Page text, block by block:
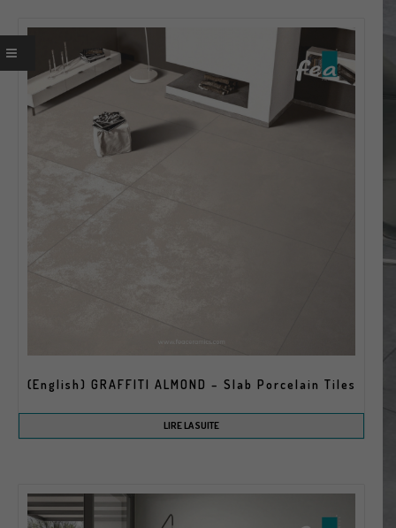
(English) GRAFFITI ALMOND – Slab Porcelain Tiles
LIRE LA SUITE